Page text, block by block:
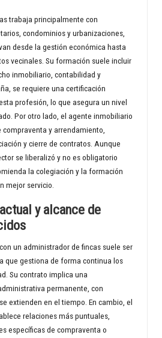
trabaja principalmente con
condominios y urbanizaciones,
desde la gestión económica hasta
vecinales. Su formación suele incluir
inmobiliario, contabilidad y
se requiere una certificación
profesión, lo que asegura un nivel
Por otro lado, el agente inmobiliario
y arrendamiento,
y cierre de contratos. Aunque
se liberalizó y no es obligatorio
la colegiación y la formación
mejor servicio.
y alcance de
un administrador de fincas suele ser
que gestiona de forma continua los
Su contrato implica una
permanente, con
extienden en el tiempo. En cambio, el
relaciones más puntuales,
específicas de compraventa o